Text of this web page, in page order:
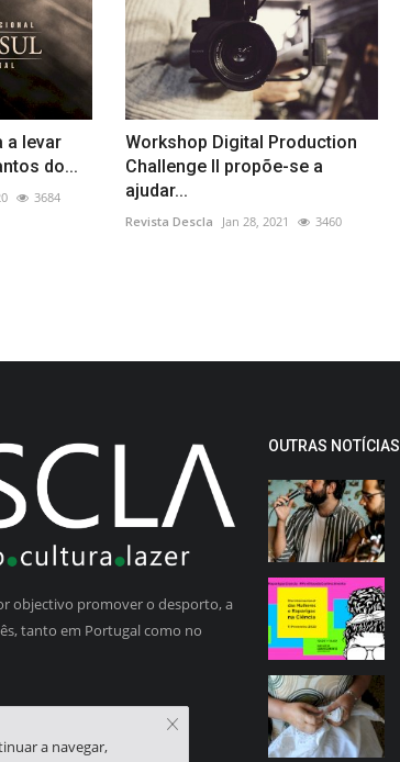
a levar
do...
3684
Workshop Digital Production
Challenge II propõe-se a
ajudar...
Revista Descla Jan 28, 2021 3460
objectivo promover o desporto, a
tanto em Portugal como no
OUTRAS NOTÍCIAS
a navegar,